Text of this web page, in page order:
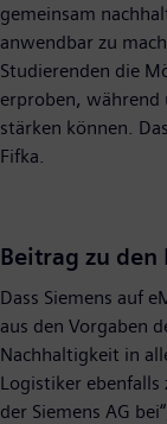
gemeinsam
anwendbar zu
Studierenden die
erproben, während
stärken können.
Fifka.
Beitrag zu
Dass Siemens auf
aus den Vorgaben
Nachhaltigkeit in
Logistiker
der Siemens AG